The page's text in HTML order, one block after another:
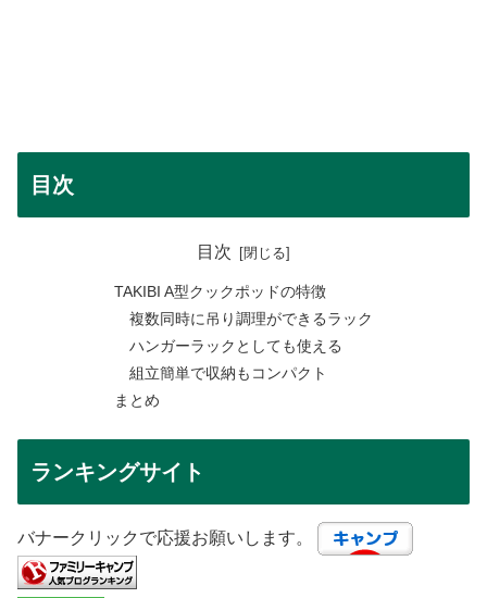
目次
目次
TAKIBI A型クックポッドの特徴
複数同時に吊り調理ができるラック
ハンガーラックとしても使える
組立簡単で収納もコンパクト
まとめ
ランキングサイト
バナークリックで応援お願いします。